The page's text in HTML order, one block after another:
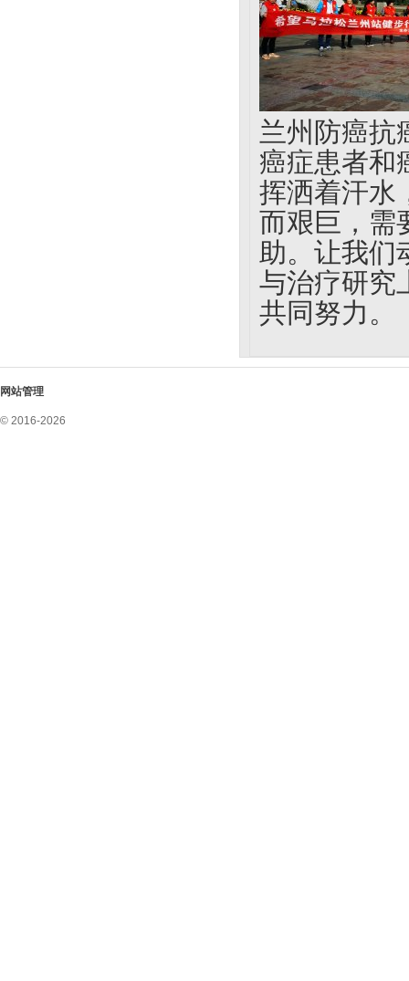
兰州防癌抗
癌症患者和
挥洒着汗水
而艰巨，需
助。让我们
与治疗研究
共同努力。
网站管理
© 2016-2026